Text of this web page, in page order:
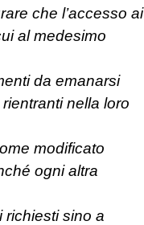
che l’accesso ai
al medesimo
da emanarsi
nella loro
modificato
ogni altra
richiesti sino a